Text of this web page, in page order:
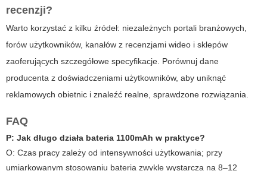
recenzji?
Warto korzystać z kilku źródeł: niezależnych portali branżowych,
forów użytkowników, kanałów z recenzjami wideo i sklepów
zaoferujących szczegółowe specyfikacje. Porównuj dane
producenta z doświadczeniami użytkowników, aby uniknąć
reklamowych obietnic i znaleźć realne, sprawdzone rozwiązania.
FAQ
P: Jak długo działa bateria 1100mAh w praktyce?
O: Czas pracy zależy od intensywności użytkowania; przy
umiarkowanym stosowaniu bateria zwykle wystarcza na 8–12